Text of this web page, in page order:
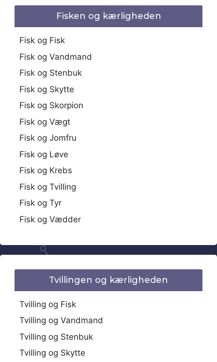
Fisken og kærligheden
Fisk og Fisk
Fisk og Vandmand
Fisk og Stenbuk
Fisk og Skytte
Fisk og Skorpion
Fisk og Vægt
Fisk og Jomfru
Fisk og Løve
Fisk og Krebs
Fisk og Tvilling
Fisk og Tyr
Fisk og Vædder
Tvillingen og kærligheden
Tvilling og Fisk
Tvilling og Vandmand
Tvilling og Stenbuk
Tvilling og Skytte